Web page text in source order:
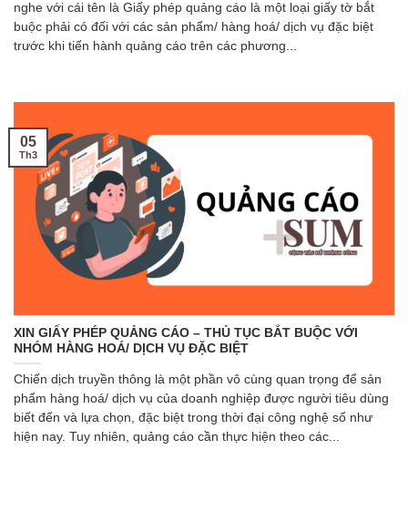
nghe với cái tên là Giấy phép quảng cáo là một loại giấy tờ bắt
buộc phải có đối với các sản phẩm/ hàng hoá/ dịch vụ đặc biệt
trước khi tiến hành quảng cáo trên các phương...
XIN GIẤY PHÉP QUẢNG CÁO – THỦ TỤC BẮT BUỘC VỚI
NHÓM HÀNG HOÁ/ DỊCH VỤ ĐẶC BIỆT
Chiến dịch truyền thông là một phần vô cùng quan trọng để sản
phẩm hàng hoá/ dịch vụ của doanh nghiệp được người tiêu dùng
biết đến và lựa chọn, đặc biệt trong thời đại công nghệ số như
hiện nay. Tuy nhiên, quảng cáo cần thực hiện theo các...
05
Th3